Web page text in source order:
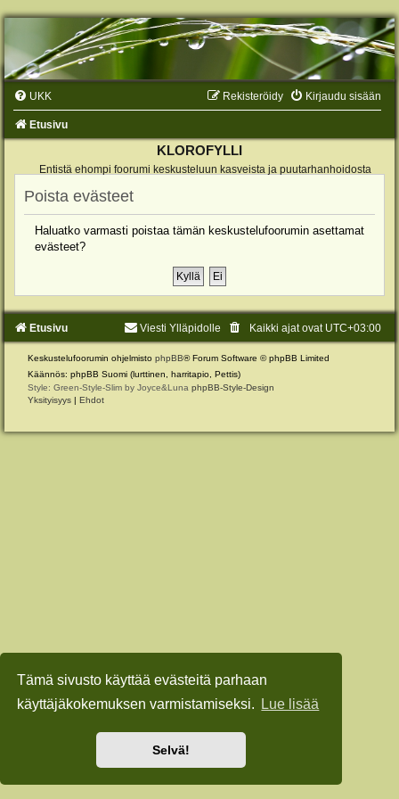
Tämä sivusto käyttää evästeitä parhaan
käyttäjäkokemuksen varmistamiseksi.
Lue lisää
Selvä!
UKK Kirjaudu sisään
Rekisteröidy
Etusivu
KLOROFYLLI
Entistä ehompi foorumi keskusteluun kasveista ja puutarhanhoidosta
Poista evästeet
Haluatko varmasti poistaa tämän keskustelufoorumin asettamat
evästeet?
Etusivu Kaikki ajat ovat UTC+03:00
Viesti Ylläpidolle
Keskustelufoorumin ohjelmisto phpBB® Forum Software © phpBB Limited
Käännös: phpBB Suomi (lurttinen, harritapio, Pettis)
Style: Green-Style-Slim by Joyce&Luna phpBB-Style-Design
Yksityisyys | Ehdot